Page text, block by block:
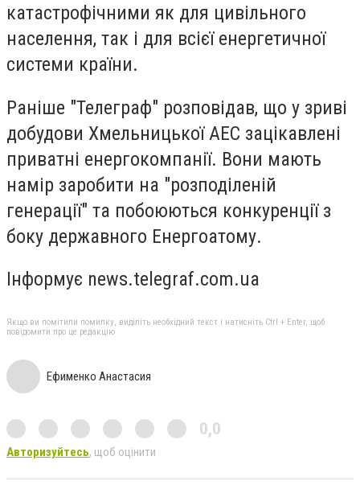
катастрофічними як для цивільного
населення, так і для всієї енергетичної
системи країни.
Раніше "Телеграф" розповідав, що у зриві
добудови Хмельницької АЕС зацікавлені
приватні енергокомпанії. Вони мають
намір заробити на "розподіленій
генерації" та побоюються конкуренції з
боку державного Енергоатому.
Інформує news.telegraf.com.ua
Якщо ви помітили помилку, виділіть необхідний текст і натисніть Ctrl + Enter, щоб
повідомити про це редакцію
Ефименко Анастасия
0,0
Авторизуйтесь, щоб оцінити